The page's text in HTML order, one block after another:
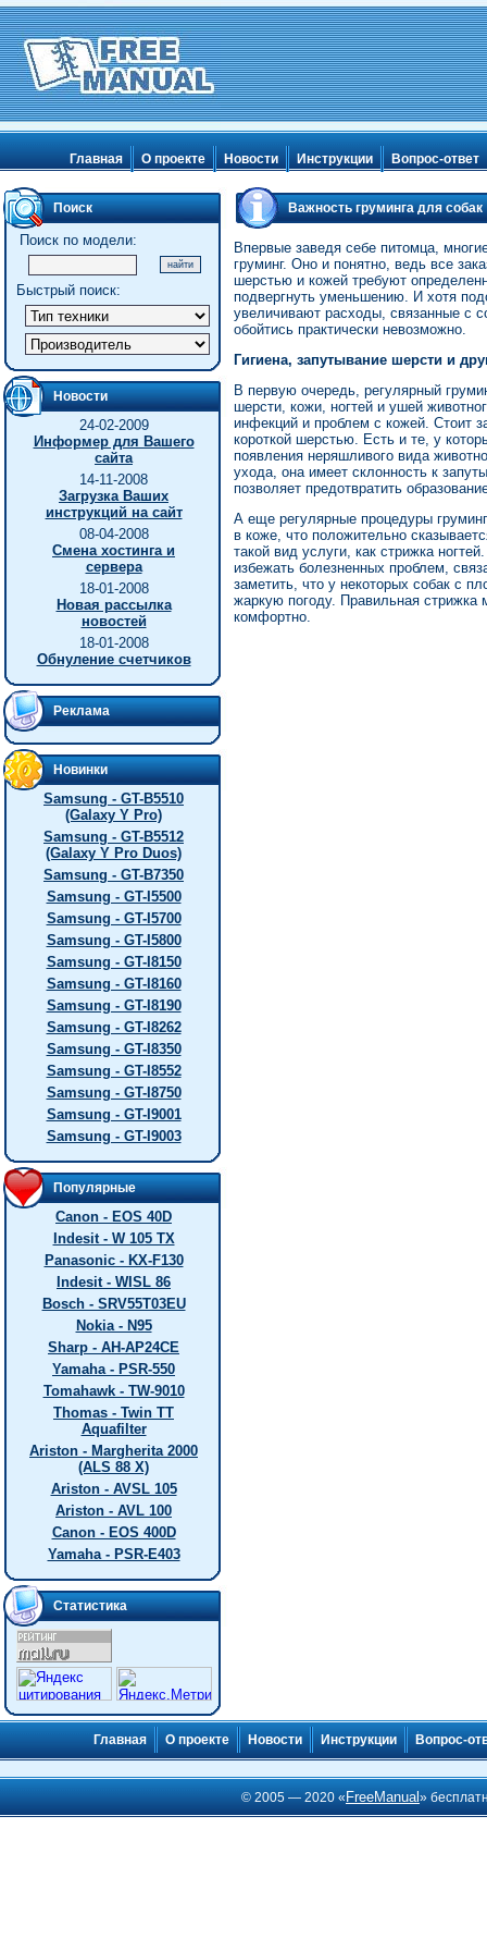
Главная О проекте Новости Инструкции Вопрос-ответ
Поиск
Поиск по модели:
Быстрый поиск:
Новости
24-02-2009
Информер для Вашего
сайта
14-11-2008
Загрузка Ваших
инструкций на сайт
08-04-2008
Смена хостинга и
сервера
18-01-2008
Новая рассылка
новостей
18-01-2008
Обнуление счетчиков
Реклама
Новинки
Samsung - GT-B5510
(Galaxy Y Pro)
Samsung - GT-B5512
(Galaxy Y Pro Duos)
Samsung - GT-B7350
Samsung - GT-I5500
Samsung - GT-I5700
Samsung - GT-I5800
Samsung - GT-I8150
Samsung - GT-I8160
Samsung - GT-I8190
Samsung - GT-I8262
Samsung - GT-I8350
Samsung - GT-I8552
Samsung - GT-I8750
Samsung - GT-I9001
Samsung - GT-I9003
Популярные
Canon - EOS 40D
Indesit - W 105 TX
Panasonic - KX-F130
Indesit - WISL 86
Bosch - SRV55T03EU
Nokia - N95
Sharp - AH-AP24CE
Yamaha - PSR-550
Tomahawk - TW-9010
Thomas - Twin TT
Aquafilter
Ariston - Margherita 2000
(ALS 88 X)
Ariston - AVSL 105
Ariston - AVL 100
Canon - EOS 400D
Yamaha - PSR-E403
Статистика
Важность груминга для собак
Впервые заведя себе питомца,
груминг. Оно и понятно, ведь все
шерстью и кожей требуют
подвергнуть уменьшению. И хотя
увеличивают расходы, связанные с
обойтись практически невозможно.
Гигиена, запутывание шерсти и
В первую очередь, регулярный
шерсти, кожи, ногтей и ушей
инфекций и проблем с кожей. Стоит
короткой шерстью. Есть и те, у
появления неряшливого вида
ухода, она имеет склонность к
позволяет предотвратить
А еще регулярные процедуры
в коже, что положительно
такой вид услуги, как стрижка
избежать болезненных проблем,
заметить, что у некоторых собак с
жаркую погоду. Правильная стрижка
комфортно.
Главная О проекте Новости Инструкции Вопрос-
© 2005 — 2020 « FreeManual»